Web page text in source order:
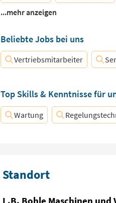
...mehr anzeigen
Beliebte Jobs bei uns
Vertriebsmitarbeiter
Top Skills & Kenntnisse für
Wartung
Standort
L.B. Bohle Maschinen und